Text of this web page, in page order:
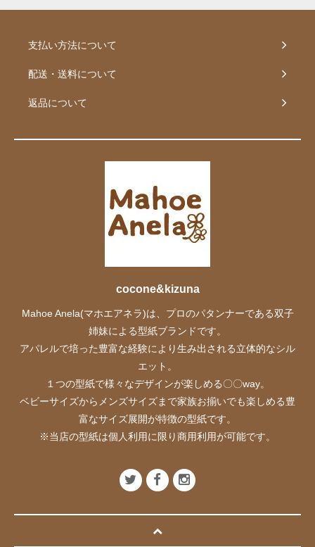
支払い方法について
配送・送料について
返品について
cocone&kizuna
Mahoe Anela(マホエアネラ)は、プロのパタンナーである双子
姉妹による型紙ブランドです。
アパレルで培った豊富な経験により生み出される立体的なシル
エット。
１つの型紙で様々なデザインが楽しめる〇〇way。
ベビーサイズからメンズサイズまで家族お揃いでも楽しめる豊
富なサイズ展開が特徴の型紙です。
※当店の型紙は個人利用に限り商用利用が可能です。